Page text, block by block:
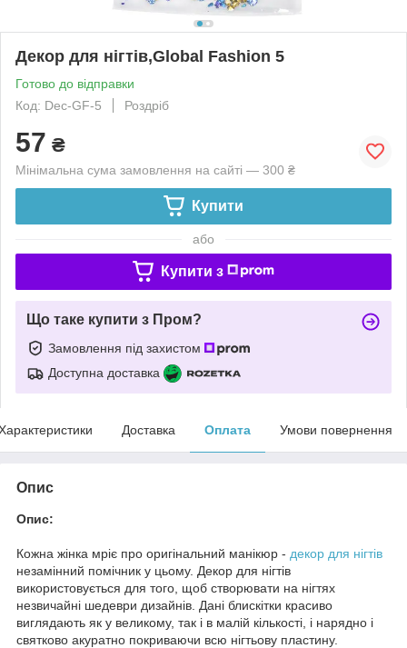
Декор для нігтів,Global Fashion 5
Готово до відправки
Код: Dec-GF-5
Роздріб
57 ₴
Мінімальна сума замовлення на сайті — 300 ₴
Купити
або
Купити з
Що таке купити з Пром?
Замовлення під захистом
Доступна доставка
Доставка Оплата Умови повернення
Опис
Опис:
Кожна жінка мріє про оригінальний манікюр - декор для нігтів
незамінний помічник у цьому. Декор для нігтів
використовується для того, щоб створювати на нігтях
незвичайні шедеври дизайнів. Дані блискітки красиво
виглядають як у великому, так і в малій кількості, і нарядно і
святково акуратно покриваючи всю нігтьову пластину.